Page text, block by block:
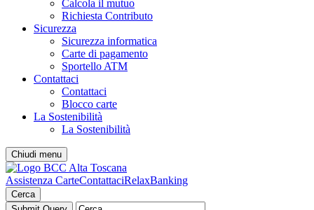
Calcola il mutuo
Richiesta Contributo
Sicurezza
Sicurezza informatica
Carte di pagamento
Sportello ATM
Contattaci
Contattaci
Blocco carte
La Sostenibilità
La Sostenibilità
Chiudi menu
Assistenza CarteContattaciRelaxBanking
Cerca